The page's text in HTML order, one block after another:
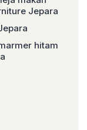
Jepara
hitam